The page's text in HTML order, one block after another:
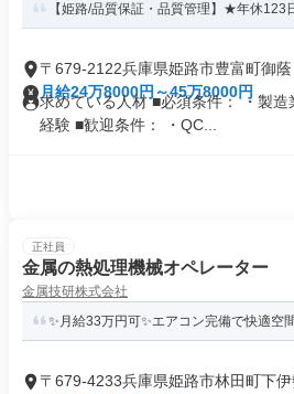
【姫路/品質保証・品質管理】★年休123
〒679-2122兵庫県姫路市豊富町御蔭
月給24万8000円～45万8000円
求めている人材 ■必須条件： ・製
経験 ■歓迎条件： ・QC...
正社員
金属の熱処理機械オペレーター
金属技研株式会社
✨月給33万円可✨エアコン完備で快適空
〒679-4233兵庫県姫路市林田町下